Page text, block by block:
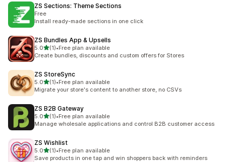
ZS Sections: Theme Sections
Free
Install ready-made sections in one click
ZS Bundles App & Upsells
5.0별 5개 중
(1)
총 리뷰 1개
•Free plan available
Create bundles, discounts and custom offers for Stores
ZS StoreSync
5.0별 5개 중
(1)
총 리뷰 1개
•Free plan available
Migrate your store's content to another store, no CSVs
ZS B2B Gateway
5.0별 5개 중
(1)
총 리뷰 1개
•Free plan available
Manage wholesale applications and control B2B customer access
ZS Wishlist
5.0별 5개 중
(1)
총 리뷰 1개
•Free plan available
Save products in one tap and win shoppers back with reminders